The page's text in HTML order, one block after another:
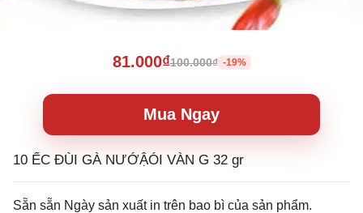
81.000₫100.000₫ -19%
Mua Ngay
10 ẾC ĐÙI GÀ NƯỚẬÓI VÀN G 32 gr
Sẵn sẵn Ngày sản xuất in trên bao bì của sản phẩm.